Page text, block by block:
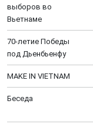
выборов во
Вьетнаме
70-летие Победы
под Дьенбьенфу
MAKE IN VIETNAM
Беседа